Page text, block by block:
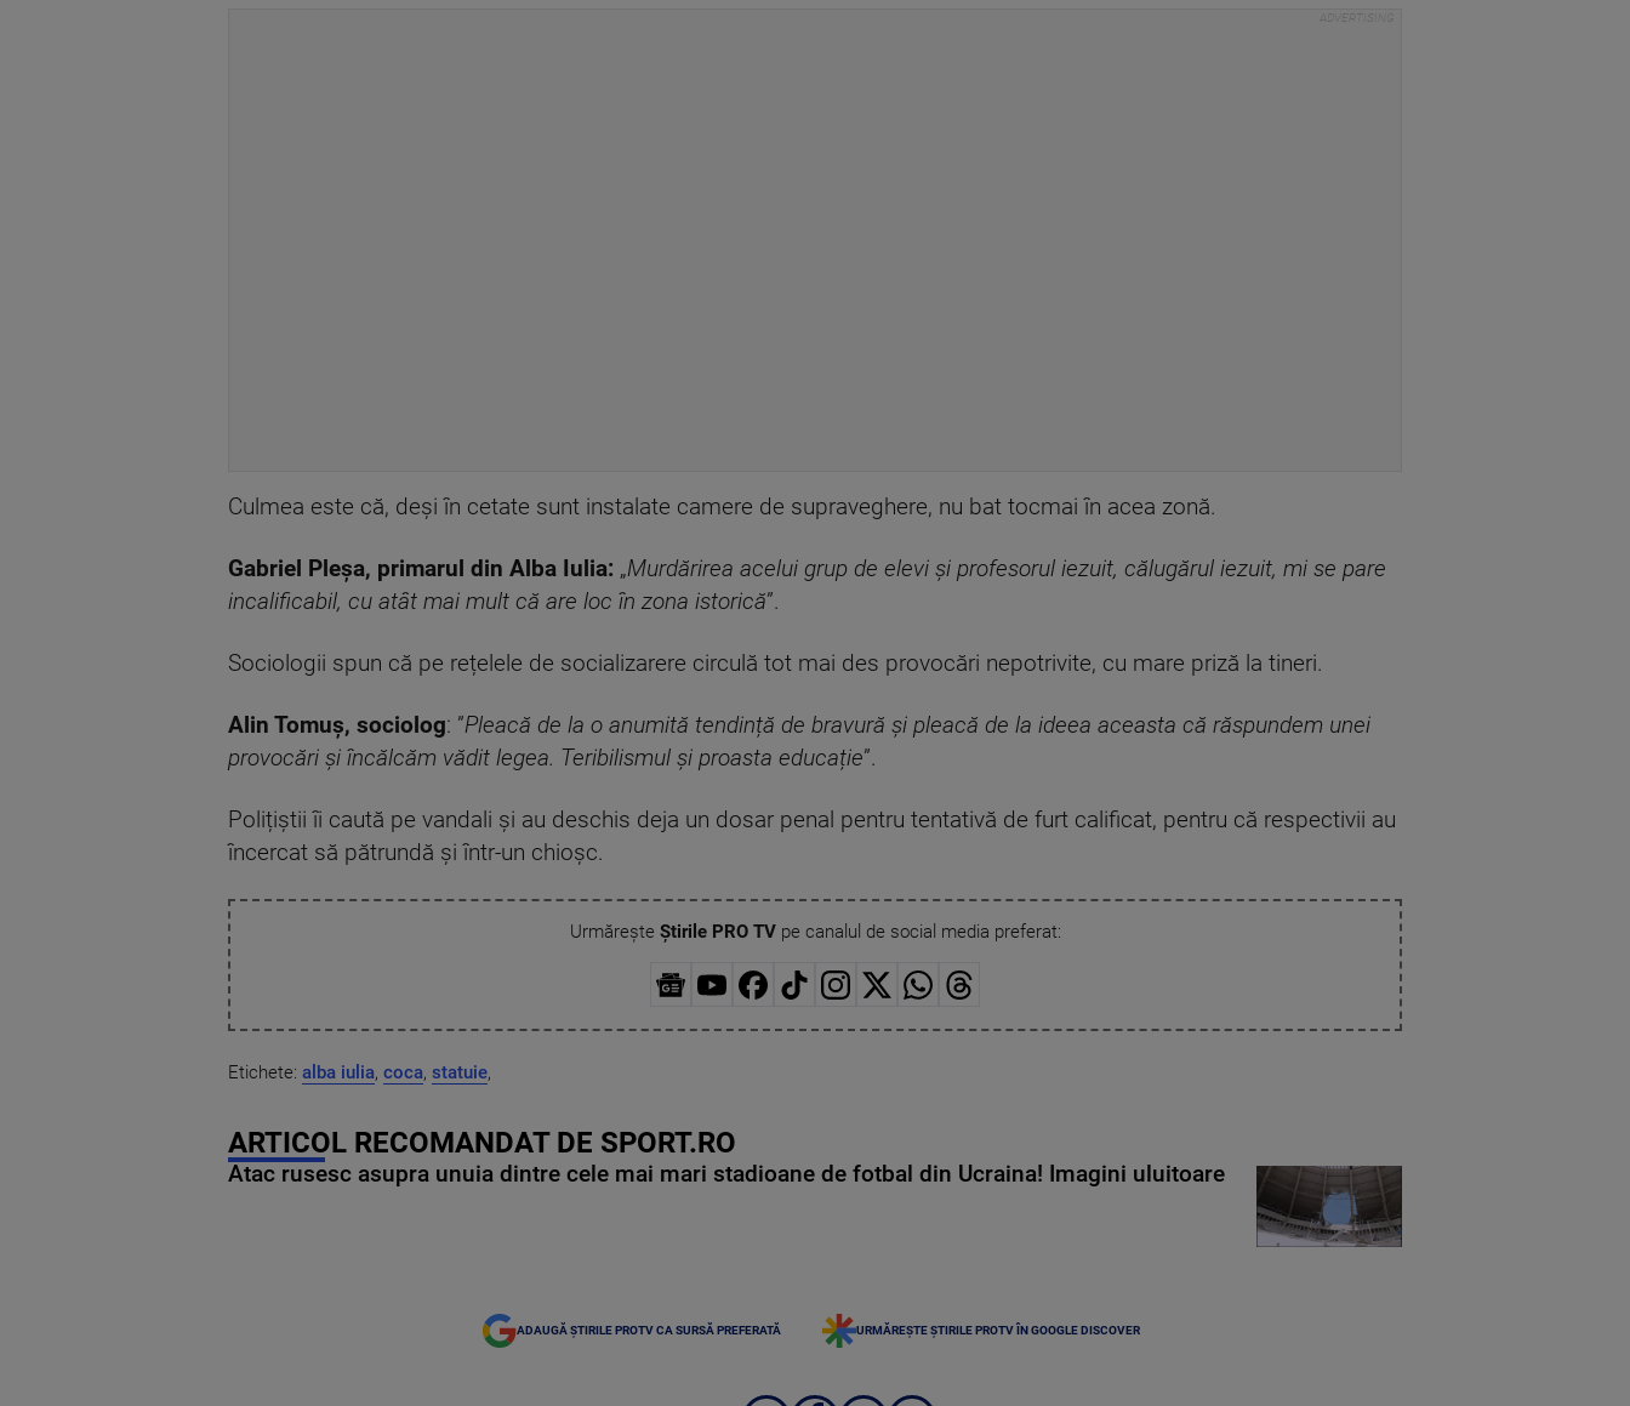
Culmea este că, deși în cetate sunt instalate camere de supraveghere, nu bat tocmai în acea zonă.
Gabriel Pleșa, primarul din Alba Iulia: „Murdărirea acelui grup de elevi și profesorul iezuit, călugărul iezuit, mi se pare
incalificabil, cu atât mai mult că are loc în zona istorică”.
Sociologii spun că pe rețelele de socializarere circulă tot mai des provocări nepotrivite, cu mare priză la tineri.
Alin Tomuș, sociolog: ”Pleacă de la o anumită tendință de bravură și pleacă de la ideea aceasta că răspundem unei
provocări și încălcăm vădit legea. Teribilismul și proasta educație”.
Polițiștii îi caută pe vandali și au deschis deja un dosar penal pentru tentativă de furt calificat, pentru că respectivii au
încercat să pătrundă și într-un chioșc.
Urmărește Știrile PRO TVpe canalul de social media preferat:
Etichete: alba iulia, coca, statuie,
ARTICOL RECOMANDAT DE SPORT.RO
Atac rusesc asupra unuia dintre cele mai mari stadioane de fotbal din Ucraina! Imagini uluitoare
ADAUGĂ ȘTIRILE PROTV CA SURSĂ PREFERATĂ URMĂREȘTE ȘTIRILE PROTV ÎN GOOGLE DISCOVER